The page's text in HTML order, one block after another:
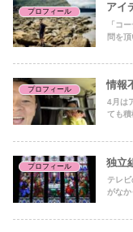
プロフィール アイ
「コ
問を
プロフィール 情報
4月は
ても積
プロフィール 独立
テレ
がな